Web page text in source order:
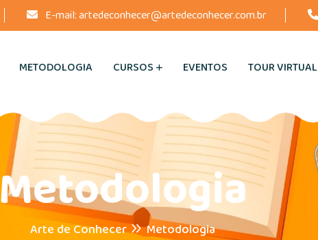
E-mail:artedeconhecer@artedeconhecer.com.br
METODOLOGIA CURSOS EVENTOS TOUR VIRTUAL
Metodologia
Arte de Conhecer Metodologia